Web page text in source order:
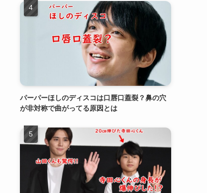
パーパーほしのディスコは口唇口蓋裂？鼻の穴
が非対称で曲がってる原因とは